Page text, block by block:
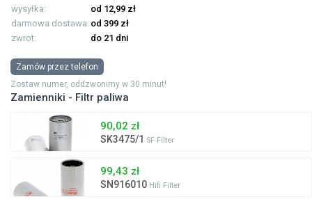
wysyłka:
od 12,99 zł
darmowa dostawa: od 399 zł
zwrot:
do 21 dni
Zamów przez telefon
Zostaw numer, oddzwonimy w 30 minut!
Zamienniki - Filtr paliwa
90,02 zł
SK3475/1 SF Filter
99,43 zł
SN916010 Hifi Filter